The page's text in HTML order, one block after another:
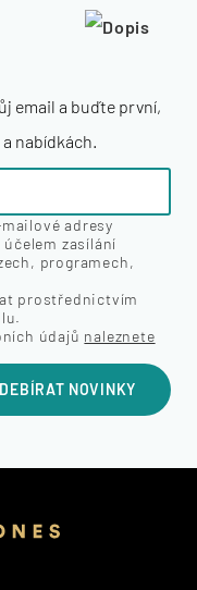
email a buďte první,
nabídkách.
adresy
zasílání
programech,
prostřednictvím
údajů naleznete
NOVINKY